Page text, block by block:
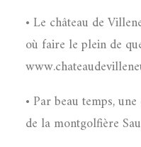
• Le château de
où faire le plein de
• Par beau temps,
de la montgolfière